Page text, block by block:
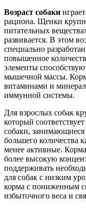
Возраст собаки
рациона. Щенки
питательных
развивается. В этом
специально
повышенное
элементы
мышечной массы.
витаминами и
иммунной системы.
Для взрослых собак
который
собаки,
большего количества
менее активные.
более высокую
поддерживать
для собак с низким
корма с пониженным
избыточного веса и